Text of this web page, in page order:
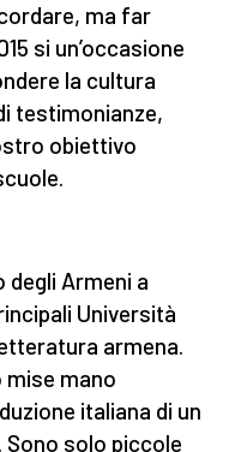
ma far
si un’occasione
la cultura
testimonianze,
obiettivo
degli Armeni a
Università
armena.
mise mano
italiana di un
Sono solo piccole